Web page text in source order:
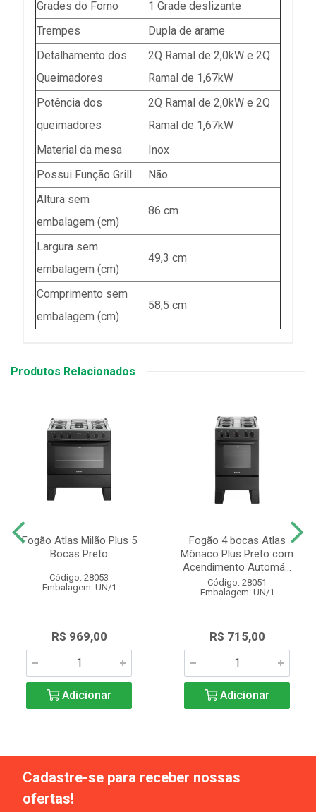
Grades do Forno
1 Grade deslizante
Trempes
Dupla de arame
Detalhamento dos
Queimadores
2Q Ramal de 2,0kW e 2Q
Ramal de 1,67kW
Potência dos
queimadores
2Q Ramal de 2,0kW e 2Q
Ramal de 1,67kW
Material da mesa
Inox
Possui Função Grill
Não
Altura sem
embalagem (cm)
86 cm
Largura sem
embalagem (cm)
49,3 cm
Comprimento sem
embalagem (cm)
58,5 cm
Produtos Relacionados
Fogão Atlas Milão Plus 5
Bocas Preto
Código: 28053
Embalagem: UN/1
R$ 969,00
Adicionar
Fogão 4 bocas Atlas
Mônaco Plus Preto com
Acendimento Automá...
Código: 28051
Embalagem: UN/1
R$ 715,00
Adicionar
Cadastre-se para receber nossas
ofertas!